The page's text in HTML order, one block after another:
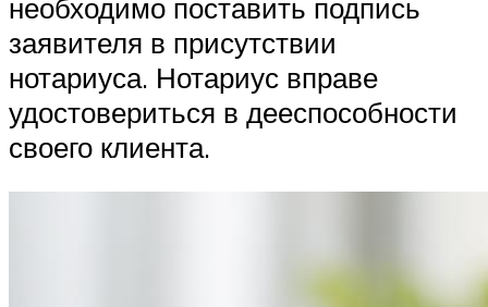
необходимо поставить подпись
заявителя в присутствии
нотариуса. Нотариус вправе
удостовериться в дееспособности
своего клиента.